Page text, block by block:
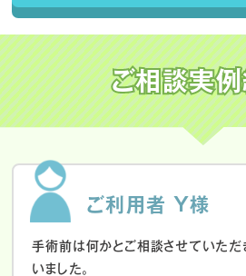
ご相談実
ご利用者 Y様
手術前は何かとご相談させていただ
いました。